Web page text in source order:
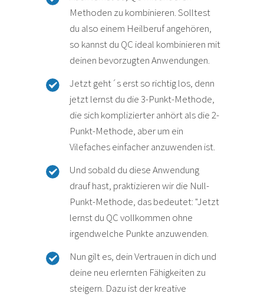
Methoden zu kombinieren. Solltest
du also einem Heilberuf angehören,
so kannst du QC ideal kombinieren mit
deinen bevorzugten Anwendungen.
Jetzt geht´s erst so richtig los, denn
jetzt lernst du die 3-Punkt-Methode,
die sich komplizierter anhört als die 2-
Punkt-Methode, aber um ein
Vilefaches einfacher anzuwenden ist.
Und sobald du diese Anwendung
drauf hast, praktizieren wir die Null-
Punkt-Methode, das bedeutet: "Jetzt
lernst du QC vollkommen ohne
irgendwelche Punkte anzuwenden.
Nun gilt es, dein Vertrauen in dich und
deine neu erlernten Fähigkeiten zu
steigern. Dazu ist der kreative